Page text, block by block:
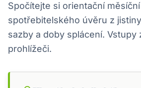
Spočítejte si orientační
spotřebitelského úvěru z
sazby a doby splácení. Vstupy
prohlížeči.